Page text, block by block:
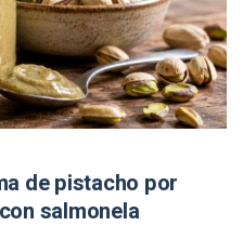
de pistacho por
salmonela